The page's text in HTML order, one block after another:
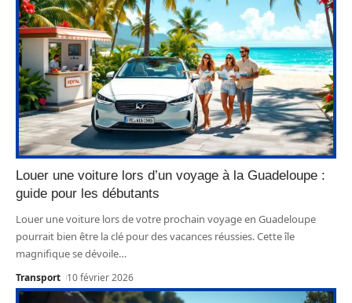
Louer une voiture lors d’un voyage à la Guadeloupe :
guide pour les débutants
Louer une voiture lors de votre prochain voyage en Guadeloupe
pourrait bien être la clé pour des vacances réussies. Cette île
magnifique se dévoile…
Transport 10 février 2026